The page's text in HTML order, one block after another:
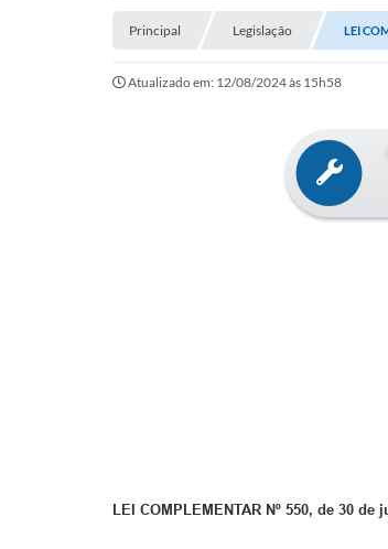
Principal Legislação LEI
Atualizado em: 12/08/2024 às 15h58
LEI COMPLEMENTAR Nº 550, de 30 de